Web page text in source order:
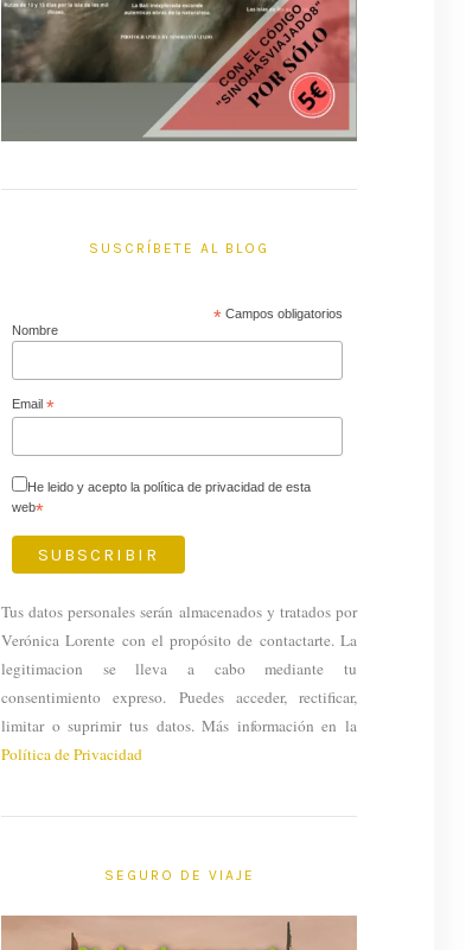
SUSCRÍBETE AL BLOG
* Campos obligatorios
Nombre
Email *
He leido y acepto la política de privacidad de esta
web*
Tus datos personales serán almacenados y tratados por
Verónica Lorente con el propósito de contactarte. La
legitimacion se lleva a cabo mediante tu
consentimiento expreso. Puedes acceder, rectificar,
limitar o suprimir tus datos. Más información en la
Política de Privacidad
SEGURO DE VIAJE